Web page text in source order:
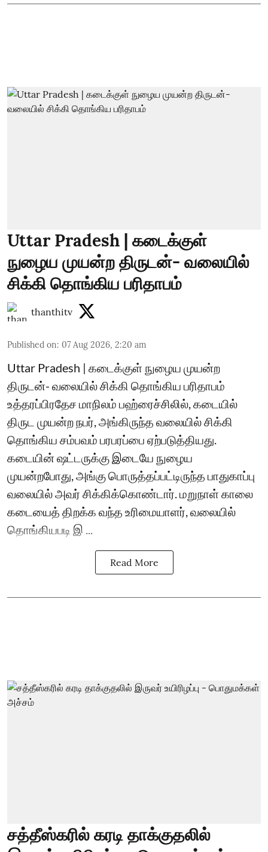
Uttar Pradesh | கடைக்குள்
நுழைய முயன்ற திருடன்- வலையில்
சிக்கி தொங்கிய பரிதாபம்
thanthitv
Published on: 07 Aug 2026, 2:20 am
Uttar Pradesh | கடைக்குள் நுழைய முயன்ற
திருடன்- வலையில் சிக்கி தொங்கிய பரிதாபம்
உத்தரப்பிரதேச மாநிலம் பஹ்ரைச்சிலில், கடையில்
திருட முயன்ற நபர், அங்கிருந்த வலையில் சிக்கி
தொங்கிய சம்பவம் பரபரப்பை ஏற்படுத்தியது.
கடையின் ஷட்டருக்கு இடையே நுழைய
முயன்றபோது, அங்கு பொருத்தப்பட்டிருந்த பாதுகாப்பு
வலையில் அவர் சிக்கிக்கொண்டார். மறுநாள் காலை
கடையைத் திறக்க வந்த உரிமையாளர், வலையில்
தொங்கியபடி இ ...
Read More
சத்தீஸ்கரில் கரடி தாக்குதலில்